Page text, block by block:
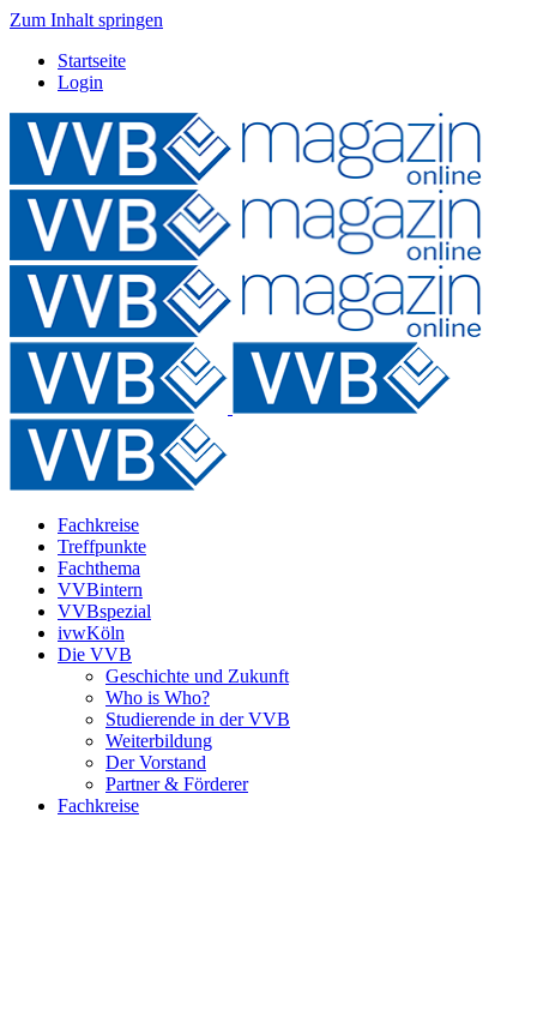
Zum Inhalt springen
Startseite
Login
Fachkreise
Treffpunkte
Fachthema
VVBintern
VVBspezial
ivwKöln
Die VVB
Geschichte und Zukunft
Who is Who?
Studierende in der VVB
Weiterbildung
Der Vorstand
Partner & Förderer
Fachkreise